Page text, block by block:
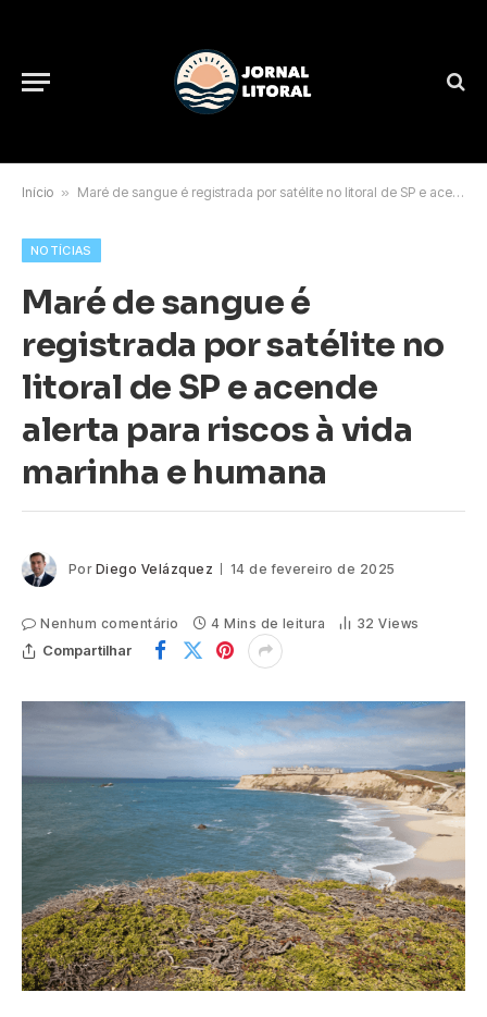
Início » Maré de sangue é registrada por satélite no litoral de SP e acende alerta para riscos à vida marinha e humana
NOTÍCIAS
Maré de sangue é
registrada por satélite no
litoral de SP e acende
alerta para riscos à vida
marinha e humana
Por Diego Velázquez 14 de fevereiro de 2025
Nenhum comentário 4 Mins de leitura 32Views
Compartilhar